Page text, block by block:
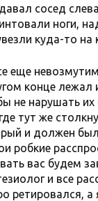
сосед
ноги,
куда-то на
еще
конце лежал
не нарушать
тут же
и должен
робкие
вас будем
и все
ретировался, а